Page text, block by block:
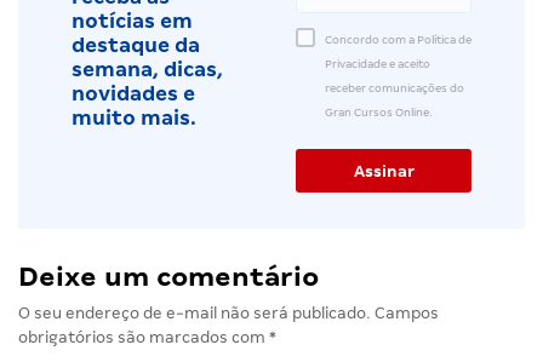
notícias em
destaque da
semana, dicas,
novidades e
muito mais.
Concordo com a Política de
Privacidade e aceito
receber comunicações do
Gran Cursos Online.
Deixe um comentário
O seu endereço de e-mail não será publicado. Campos
obrigatórios são marcados com *